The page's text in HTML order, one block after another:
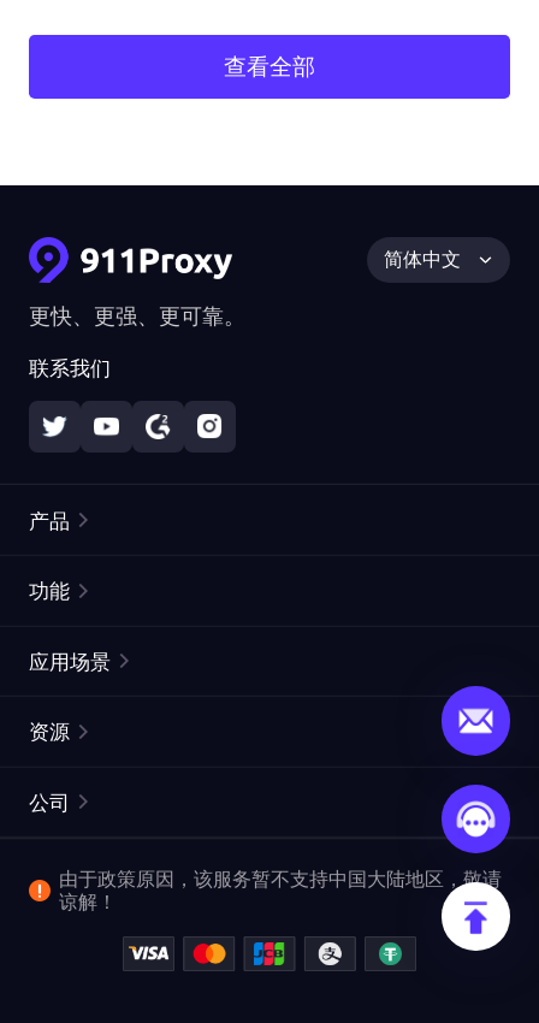
查看全部
更快、更强、更可靠。
联系我们
简体中文
产品
静态住宅代理
网页抓取 API
视频下载 API
功能
ISP代理
ProxySite
应用场景
市场研究
爬行和索引
查看全部使用场景
资源
常见问题解答
位置
公司
企业服务
反洗钱合规计划
由于政策原因，该服务暂不支持中国大陆地区，敬请
谅解！